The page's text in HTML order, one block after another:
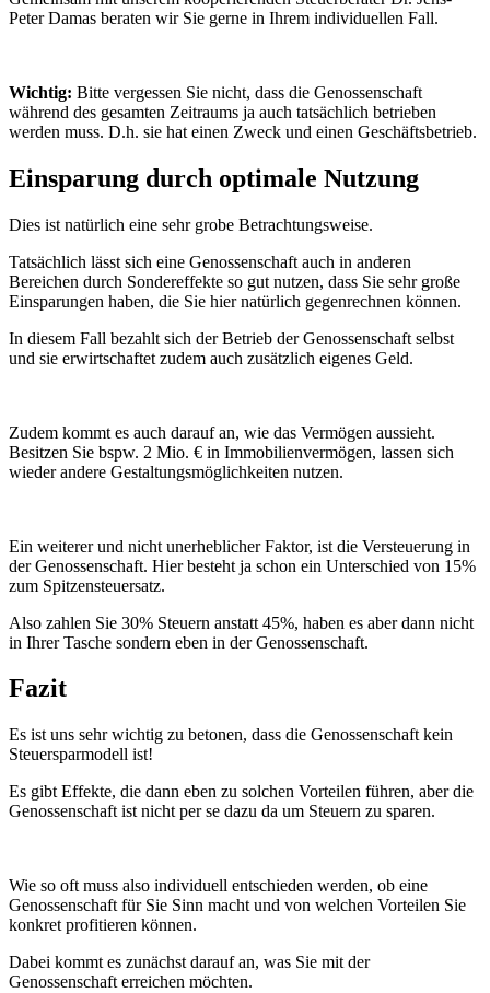
Peter Damas beraten wir Sie gerne in Ihrem individuellen Fall.
Wichtig: Bitte vergessen Sie nicht, dass die Genossenschaft
während des gesamten Zeitraums ja auch tatsächlich betrieben
werden muss. D.h. sie hat einen Zweck und einen Geschäftsbetrieb.
Einsparung durch optimale Nutzung
Dies ist natürlich eine sehr grobe Betrachtungsweise.
Tatsächlich lässt sich eine Genossenschaft auch in anderen
Bereichen durch Sondereffekte so gut nutzen, dass Sie sehr große
Einsparungen haben, die Sie hier natürlich gegenrechnen können.
In diesem Fall bezahlt sich der Betrieb der Genossenschaft selbst
und sie erwirtschaftet zudem auch zusätzlich eigenes Geld.
Zudem kommt es auch darauf an, wie das Vermögen aussieht.
Besitzen Sie bspw. 2 Mio. € in Immobilienvermögen, lassen sich
wieder andere Gestaltungsmöglichkeiten nutzen.
Ein weiterer und nicht unerheblicher Faktor, ist die Versteuerung in
der Genossenschaft. Hier besteht ja schon ein Unterschied von 15%
zum Spitzensteuersatz.
Also zahlen Sie 30% Steuern anstatt 45%, haben es aber dann nicht
in Ihrer Tasche sondern eben in der Genossenschaft.
Fazit
Es ist uns sehr wichtig zu betonen, dass die Genossenschaft kein
Steuersparmodell ist!
Es gibt Effekte, die dann eben zu solchen Vorteilen führen, aber die
Genossenschaft ist nicht per se dazu da um Steuern zu sparen.
Wie so oft muss also individuell entschieden werden, ob eine
Genossenschaft für Sie Sinn macht und von welchen Vorteilen Sie
konkret profitieren können.
Dabei kommt es zunächst darauf an, was Sie mit der
Genossenschaft erreichen möchten.